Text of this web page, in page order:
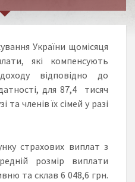
України щомісяця
які компенсують
відповідно до
для 87,4 тисяч
та членів їх сімей у разі
страхових виплат з
розмір виплати
та склав 6 048,6 грн.